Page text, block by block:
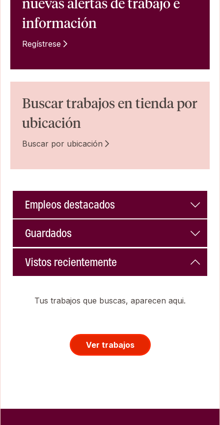
nuevas alertas de trabajo e
información
Regístrese
Buscar trabajos en tienda por
ubicación
Buscar por ubicación
Empleos destacados
Guardados
Vistos recientemente
Tus trabajos que buscas, aparecen aqui.
Ver trabajos